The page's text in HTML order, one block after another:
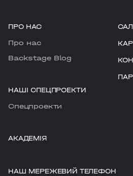
ПРО НАС
Про нас
Backstage Blog
НАШІ СПЕЦПРОЕКТИ
Cпецпроекти
АКАДЕМІЯ
НАШ МЕРЕЖЕВИЙ ТЕЛЕФОН